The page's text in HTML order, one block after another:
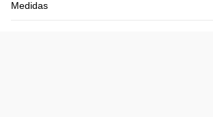
Medidas